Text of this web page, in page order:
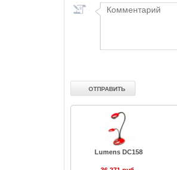
Lumens DC158